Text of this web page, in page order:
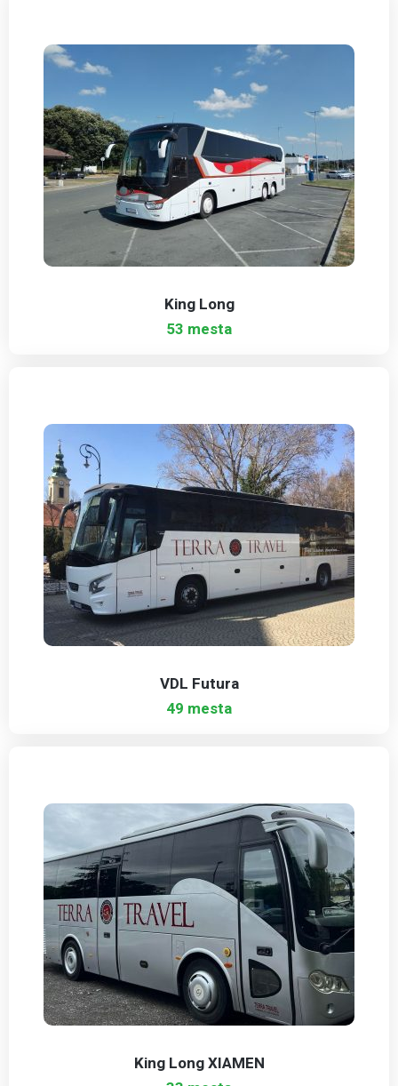
King Long
53 mesta
VDL Futura
49 mesta
King Long XIAMEN